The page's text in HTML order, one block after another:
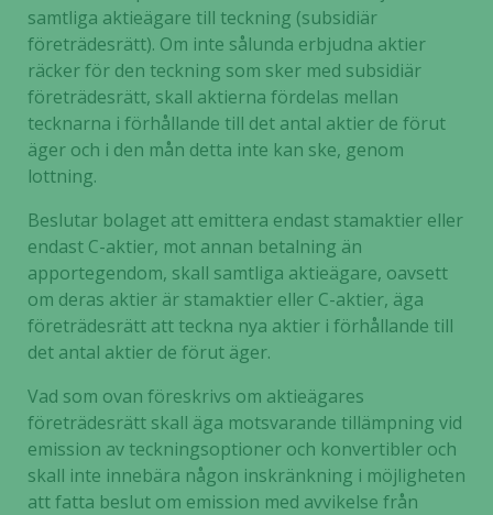
samtliga aktieägare till teckning (subsidiär
företrädesrätt). Om inte sålunda erbjudna aktier
räcker för den teckning som sker med subsidiär
företrädesrätt, skall aktierna fördelas mellan
tecknarna i förhållande till det antal aktier de förut
äger och i den mån detta inte kan ske, genom
lottning.
Beslutar bolaget att emittera endast stamaktier eller
endast C-aktier, mot annan betalning än
apportegendom, skall samtliga aktieägare, oavsett
om deras aktier är stamaktier eller C-aktier, äga
företrädesrätt att teckna nya aktier i förhållande till
det antal aktier de förut äger.
Vad som ovan föreskrivs om aktieägares
företrädesrätt skall äga motsvarande tillämpning vid
emission av teckningsoptioner och konvertibler och
skall inte innebära någon inskränkning i möjligheten
att fatta beslut om emission med avvikelse från